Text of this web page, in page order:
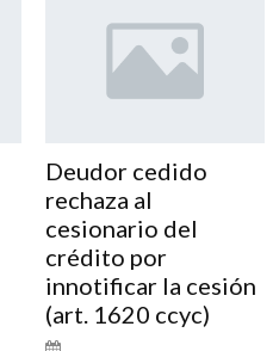
Deudor cedido
rechaza al
cesionario del
crédito por
innotificar la cesión
(art. 1620 ccyc)